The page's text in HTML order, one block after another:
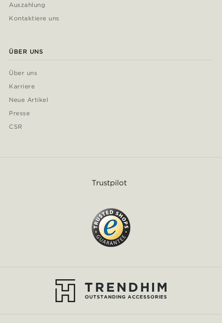
Auszahlung
Kontaktiere uns
ÜBER UNS
Über uns
Karriere
Neue Artikel
Presse
CSR
Trustpilot